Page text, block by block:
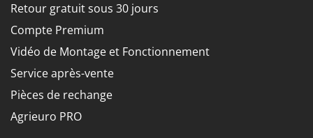
Tondeuses autoportées
Tondeuses débroussailleuses thermiques
Trancheuses
Trancheuses de sol
Transpalettes
L
Laica
Lampacrescia - MGM
Landxcape
LAR Casalinghi
Lavor
Retour gratuit sous 30 jours
Compte Premium
Vidéo de Montage et Fonctionnement
Service après-vente
Pièces de rechange
Agrieuro PRO